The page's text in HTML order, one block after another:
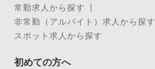
常勤求人から探す
非常勤（アルバイト）求人から探す
スポット求人から探す
初めての方へ